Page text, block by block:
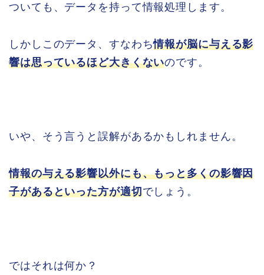
ついても、データを持って情報処理します。
しかしこのデータ、すなわち情報が脳に与える影
響は思っているほど大きくないのです。
いや、そう言うと誤解があるかもしれません。
情報の与える影響以外にも、もっと多くの影響因
子があるといった方が適切でしょう。
ではそれは何か？